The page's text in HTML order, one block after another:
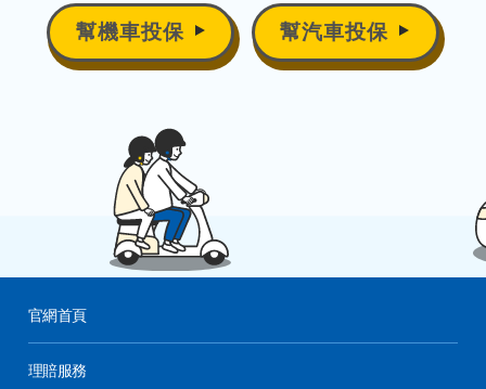
幫機車投保 幫汽車投保
官網首頁
理賠服務